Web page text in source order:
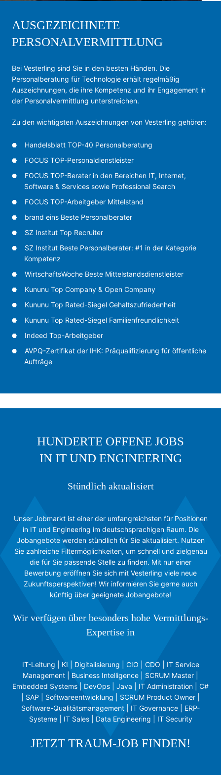
AUSGEZEICHNETE
PERSONALVERMITTLUNG
Bei Vesterling sind Sie in den besten Händen. Die
Personalberatung für Technologie erhält regelmäßig
Auszeichnungen, die ihre Kompetenz und ihr Engagement in
der Personalvermittlung unterstreichen.
Zu den wichtigsten Auszeichnungen von Vesterling gehören:
Handelsblatt TOP-40 Personalberatung
FOCUS TOP-Personaldienstleister
FOCUS TOP-Berater in den Bereichen IT, Internet,
Software & Services sowie Professional Search
FOCUS TOP-Arbeitgeber Mittelstand
brand eins Beste Personalberater
SZ Institut Top Recruiter
SZ Institut Beste Personalberater: #1 in der Kategorie
Kompetenz
WirtschaftsWoche Beste Mittelstandsdienstleister
Kununu Top Company & Open Company
Kununu Top Rated-Siegel Gehaltszufriedenheit
Kununu Top Rated-Siegel Familienfreundlichkeit
Indeed Top-Arbeitgeber
AVPQ-Zertifikat der IHK: Präqualifizierung für öffentliche
Aufträge
HUNDERTE OFFENE JOBS
IN IT UND ENGINEERING
Stündlich aktualisiert
Unser Jobmarkt ist einer der umfangreichsten für Positionen
in IT und Engineering im deutschsprachigen Raum. Die
Jobangebote werden stündlich für Sie aktualisiert. Nutzen
Sie zahlreiche Filtermöglichkeiten, um schnell und zielgenau
die für Sie passende Stelle zu finden. Mit nur einer
Bewerbung eröffnen Sie sich mit Vesterling viele neue
Zukunftsperspektiven! Wir informieren Sie gerne auch
künftig über geeignete Jobangebote!
Wir verfügen über besonders hohe Vermittlungs-
Expertise in
IT-Leitung | KI | Digitalisierung | CIO | CDO | IT Service
Management | Business Intelligence | SCRUM Master |
Embedded Systems | DevOps | Java | IT Administration | C#
| SAP | Softwareentwicklung | SCRUM Product Owner |
Software-Qualitätsmanagement | IT Governance | ERP-
Systeme | IT Sales | Data Engineering | IT Security
JETZT TRAUM-JOB FINDEN!